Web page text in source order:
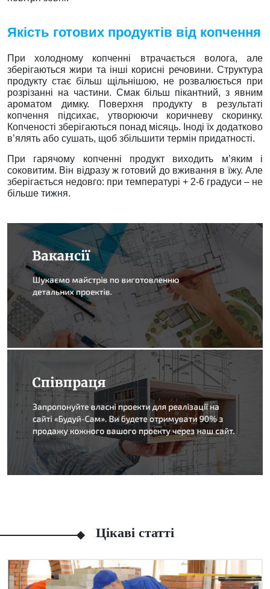
Якість готових продуктів від копчення
При холодному копченні втрачається волога, але
зберігаються жири та інші корисні речовини. Структура
продукту стає більш щільнішою, не розвалюється при
розрізанні на частини. Смак більш пікантний, з явним
ароматом димку. Поверхня продукту в результаті
копчення підсихає, утворюючи коричневу скоринку.
Копченості зберігаються понад місяць. Іноді їх додатково
в’ялять або сушать, щоб збільшити термін придатності.
При гарячому копченні продукт виходить м’яким і
соковитим. Він відразу ж готовий до вживання в їжу. Але
зберігається недовго: при температурі + 2-6 градуси – не
більше тижня.
Цікаві статті